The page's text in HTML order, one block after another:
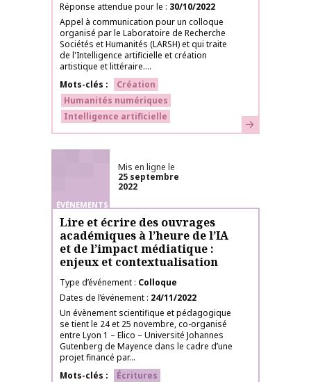
Réponse attendue pour le
30/10/2022
Appel à communication pour un colloque
organisé par le Laboratoire de Recherche
Sociétés et Humanités (LARSH) et qui traite
de l'Intelligence artificielle et création
artistique et littéraire....
Mots-clés
Création
Humanités numériques
Intelligence artificielle
En savoir plus
ÉVÉNEMENTS
Mis en ligne le
25 septembre
2022
Lire et écrire des ouvrages
académiques à l’heure de l’IA
et de l’impact médiatique :
enjeux et contextualisation
Type d’événement Colloque
Dates de l’événement 24/11/2022
Un évènement scientifique et pédagogique
se tient le 24 et 25 novembre, co-organisé
entre Lyon 1 – Elico – Université Johannes
Gutenberg de Mayence dans le cadre d’une
projet financé par...
Mots-clés
Écritures